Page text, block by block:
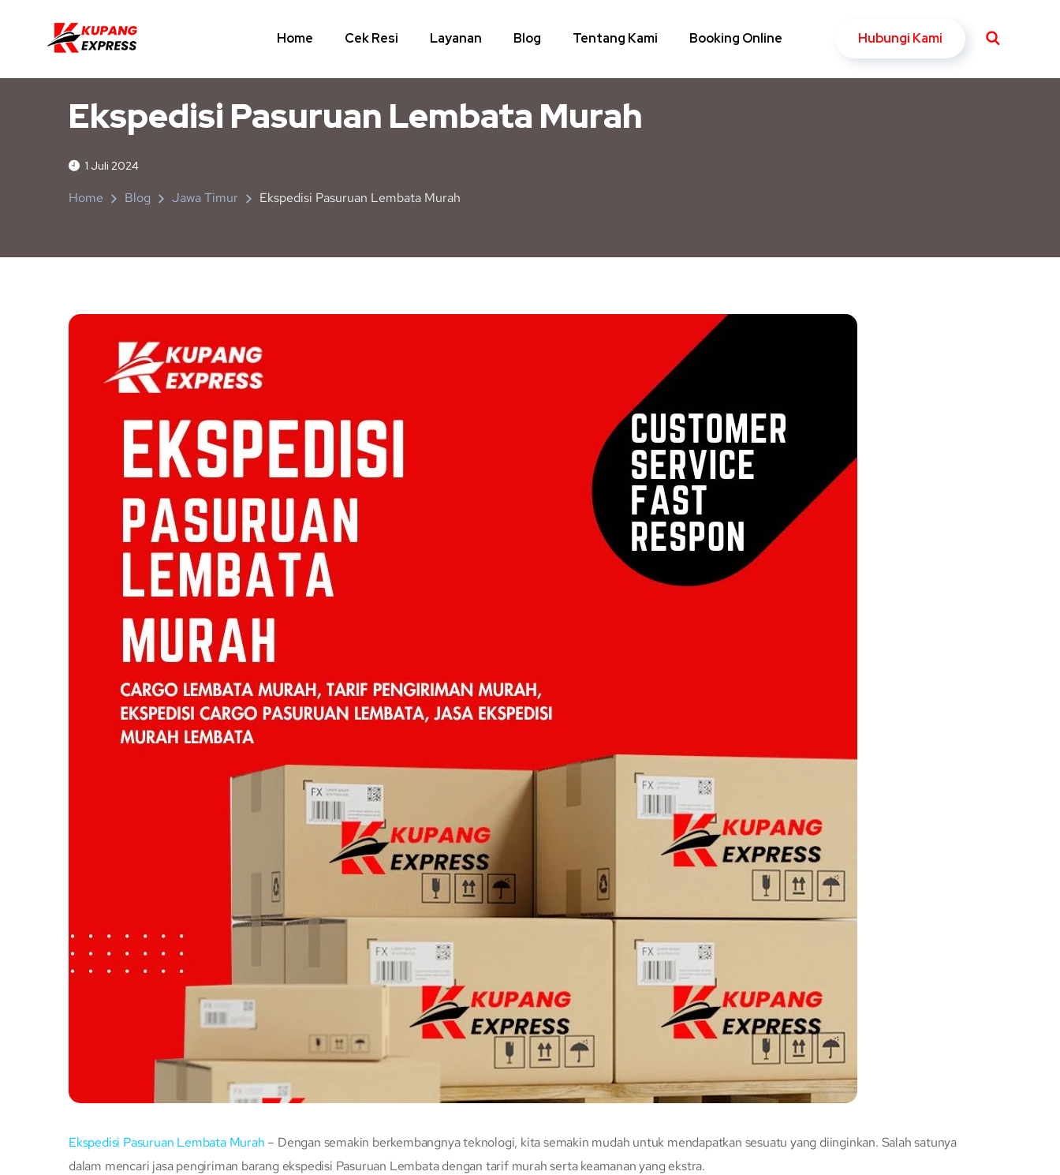
Home Cek Resi Layanan Blog Tentang Kami Booking Online Hubungi Kami
Ekspedisi Pasuruan Lembata Murah
1 Juli 2024
Home Blog Jawa Timur Ekspedisi Pasuruan Lembata Murah
Ekspedisi Pasuruan Lembata Murah – Dengan semakin berkembangnya teknologi, kita semakin mudah untuk mendapatkan sesuatu yang diinginkan. Salah satunya
dalam mencari jasa pengiriman barang ekspedisi Pasuruan Lembata dengan tarif murah serta keamanan yang ekstra.